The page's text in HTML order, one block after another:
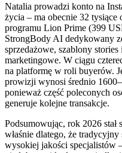
Natalia prowadzi konto na
życia – ma obecnie 32 tysiące
programu Lion Prime (399
StrongBody AI dedykowany
sprzedażowe, szablony
marketingowe. W ciągu
na platformę w roli buyerów.
prowizji wynosi średnio
ponieważ część poleconych
generuje kolejne transakcje.
Podsumowując, rok 2026
właśnie dlatego, że
wysokiej jakości specjalistów